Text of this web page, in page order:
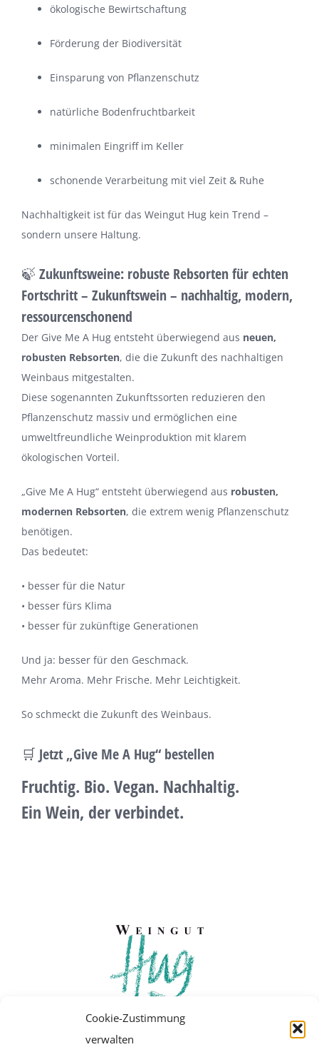
Cookie-Zustimmung
verwalten
ökologische Bewirtschaftung
Förderung der Biodiversität
Einsparung von Pflanzenschutz
natürliche Bodenfruchtbarkeit
minimalen Eingriff im Keller
schonende Verarbeitung mit viel Zeit & Ruhe
Nachhaltigkeit ist für das Weingut Hug kein Trend –
sondern unsere Haltung.
🍃 Zukunftsweine: robuste Rebsorten für echten
Fortschritt – Zukunftswein – nachhaltig, modern,
ressourcenschonend
Der Give Me A Hug entsteht überwiegend aus neuen,
robusten Rebsorten, die die Zukunft des nachhaltigen
Weinbaus mitgestalten.
Diese sogenannten Zukunftssorten reduzieren den
Pflanzenschutz massiv und ermöglichen eine
umweltfreundliche Weinproduktion mit klarem
ökologischen Vorteil.
„Give Me A Hug“ entsteht überwiegend aus robusten,
modernen Rebsorten, die extrem wenig Pflanzenschutz
benötigen.
Das bedeutet:
• besser für die Natur
• besser fürs Klima
• besser für zukünftige Generationen
Und ja: besser für den Geschmack.
Mehr Aroma. Mehr Frische. Mehr Leichtigkeit.
So schmeckt die Zukunft des Weinbaus.
🛒 Jetzt „Give Me A Hug“ bestellen
Fruchtig. Bio. Vegan. Nachhaltig.
Ein Wein, der verbindet.